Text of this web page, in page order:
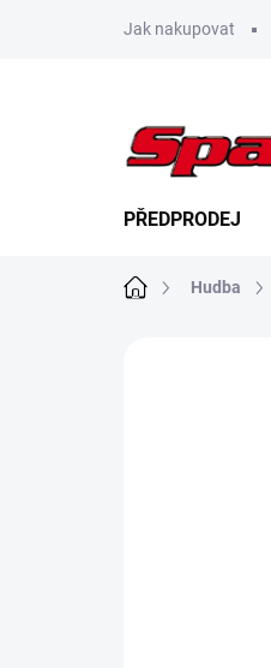
Jak nakupovat
PŘEDPRODEJ
Domů Hudba